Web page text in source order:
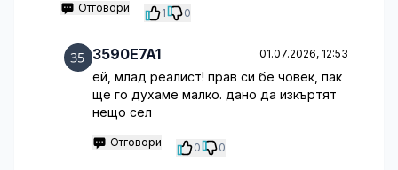
Отговори 1 0
3590E7A1 01.07.2026, 12:53
ей, млад реалист! прав си бе човек, пак
ще го духаме малко. дано да изкъртят
нещо сел
Отговори 0 0